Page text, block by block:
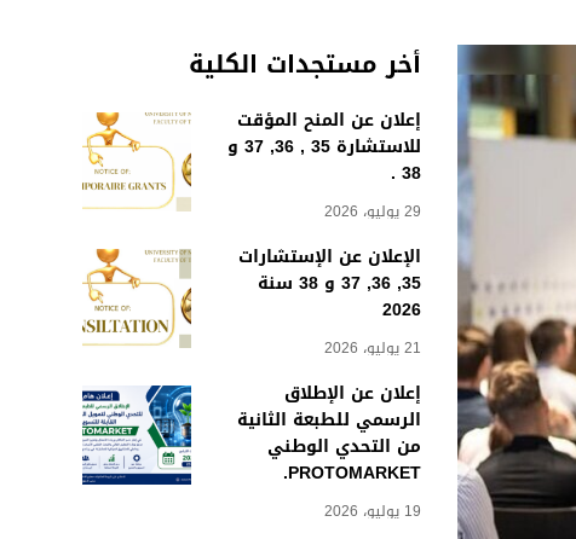
أخر مستجدات الكلية
إعلان عن المنح المؤقت
للاستشارة 35 , 36, 37 و
38 .
29 يوليو، 2026
الإعلان عن الإستشارات
35, 36, 37 و 38 سنة
2026
21 يوليو، 2026
إعلان عن الإطلاق
الرسمي للطبعة الثانية
من التحدي الوطني
PROTOMARKET.
19 يوليو، 2026